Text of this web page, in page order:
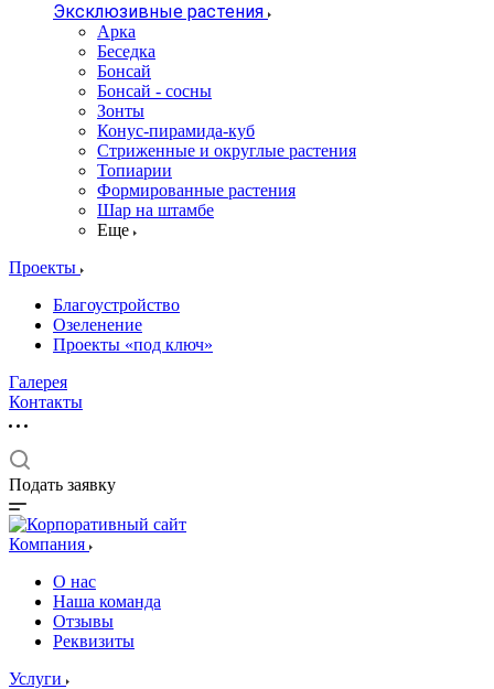
Эксклюзивные растения
Арка
Беседка
Бонсай
Бонсай - сосны
Зонты
Конус-пирамида-куб
Стриженные и округлые растения
Топиарии
Формированные растения
Шар на штамбе
Еще
Проекты
Благоустройство
Озеленение
Проекты «под ключ»
Галерея
Контакты
Подать заявку
Компания
О нас
Наша команда
Отзывы
Реквизиты
Услуги